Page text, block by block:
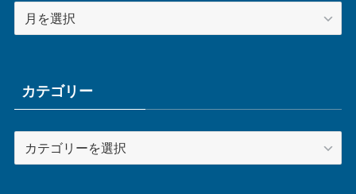
ー
ブカテゴリー
テ